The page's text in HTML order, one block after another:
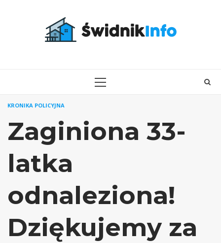
PRIMARY
KRONIKA POLICYJNA
Zaginiona 33-
latka
odnaleziona!
Dziękujemy za